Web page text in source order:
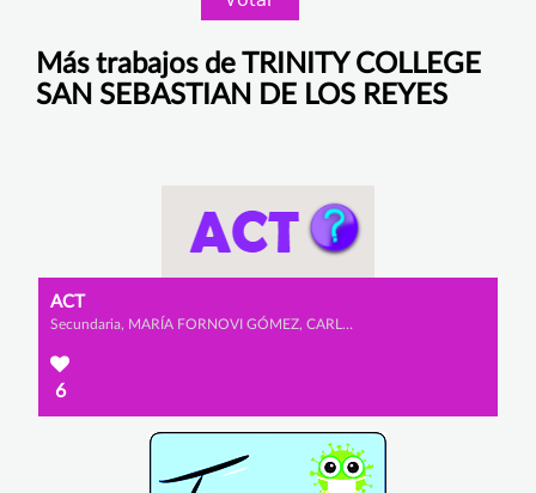
Más trabajos de TRINITY COLLEGE
SAN SEBASTIAN DE LOS REYES
ACT
Secundaria, MARÍA FORNOVI GÓMEZ, CARLOTA LOPEZ ALBRECHT y LARA IGLESIAS PÉREZ
6